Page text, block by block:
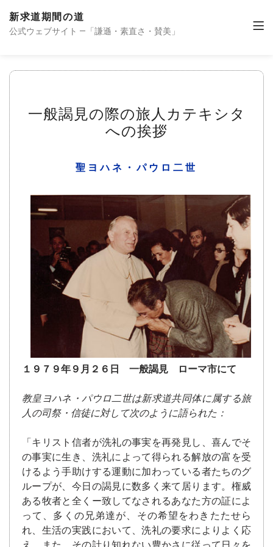
新求道期間の道
公式ウェブサイト —「謙遜・素直さ・賛美」
一般謁見の際の旅人カテキシタ
への挨拶
聖ヨハネ・パウロ二世
１９７９年９月２６日 一般謁見 ローマ市にて
教皇ヨハネ・パウロ二世は新求道共同体に属する旅
人の司祭・信徒に対して次のように語られた：
「キリスト信者が洗礼の事実を再発見し、喜んでそ
の事実に生き、洗礼によって得られる解放の富を受
けるよう手助けする運動に加わっている者たちのグ
ループが、今日の謁見に数多く来て居ります。権威
ある牧者と全くー致してなされるあなた方の証によ
って、多くの兄弟達が、その希望をわきたたせら
れ、生活の実践において、洗礼の要求によりよく応